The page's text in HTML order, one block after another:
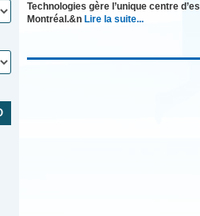
Technologies gère l’unique centre
Montréal.&n Lire la suite...